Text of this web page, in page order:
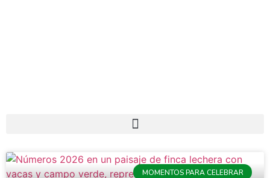
MOMENTOS PARA CELEBRAR